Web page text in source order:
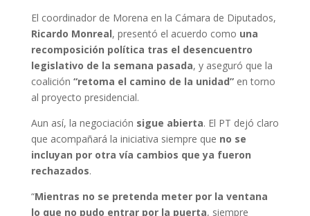
El coordinador de Morena en la Cámara de Diputados,
Ricardo Monreal, presentó el acuerdo como una
recomposición política tras el desencuentro
legislativo de la semana pasada, y aseguró que la
coalición “retoma el camino de la unidad”en torno
al proyecto presidencial.
Aun así, la negociación sigue abierta. El PT dejó claro
que acompañará la iniciativa siempre que no se
incluyan por otra vía cambios que ya fueron
rechazados.
“Mientras no se pretenda meter por la ventana
lo que no pudo entrar por la puerta, siempre